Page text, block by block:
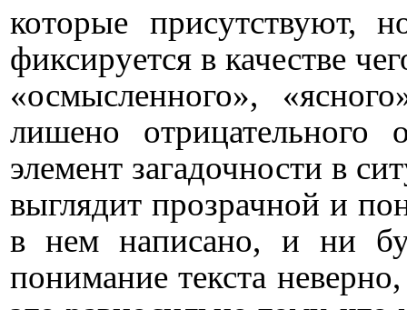
которые присутствуют,
фиксируется в качестве
«осмысленного»,
лишено отрицательного
элемент загадочности в
выглядит прозрачной и
в нем написано, и ни
понимание текста